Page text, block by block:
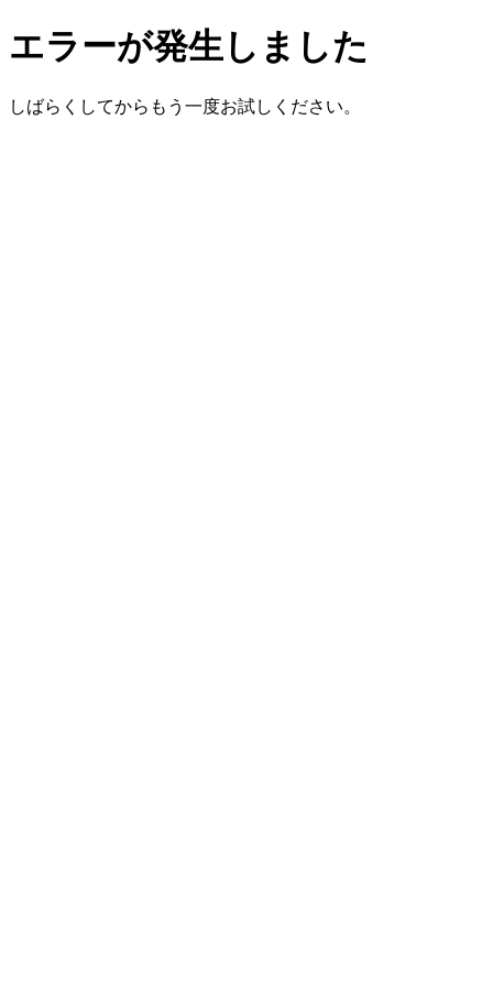
エラーが発生しました
しばらくしてからもう一度お試しください。